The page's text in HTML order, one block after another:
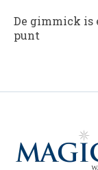
De gimmick is
punt